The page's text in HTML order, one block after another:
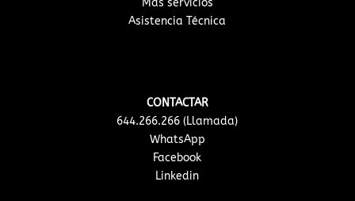
Asistencia Técnica
CONTACTAR
644.266.266 (Llamada)
WhatsApp
Facebook
Linkedin